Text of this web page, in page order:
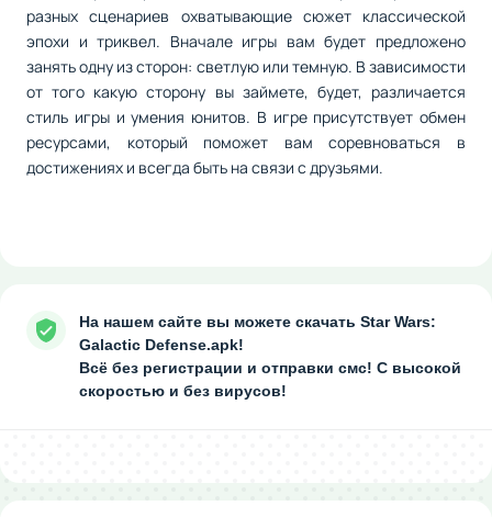
разных сценариев охватывающие сюжет классической
эпохи и триквел. Вначале игры вам будет предложено
занять одну из сторон: светлую или темную. В зависимости
от того какую сторону вы займете, будет, различается
стиль игры и умения юнитов. В игре присутствует обмен
ресурсами, который поможет вам соревноваться в
достижениях и всегда быть на связи с друзьями.
На нашем сайте вы можете скачать Star Wars:
Galactic Defense.apk!
Всё без регистрации и отправки смс! С высокой
скоростью и без вирусов!